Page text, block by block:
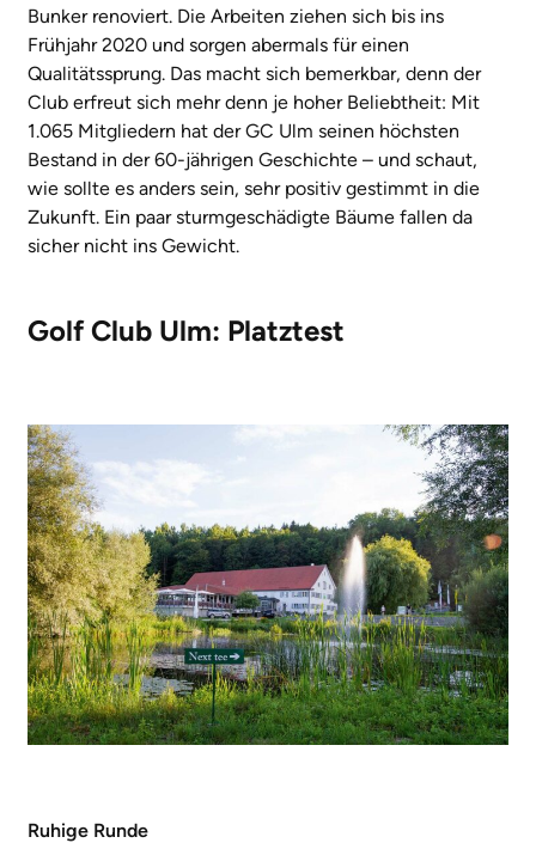
Bunker renoviert. Die Arbeiten ziehen sich bis ins
Frühjahr 2020 und sorgen abermals für einen
Qualitätssprung. Das macht sich bemerkbar, denn der
Club erfreut sich mehr denn je hoher Beliebtheit: Mit
1.065 Mitgliedern hat der GC Ulm seinen höchsten
Bestand in der 60-jährigen Geschichte – und schaut,
wie sollte es anders sein, sehr positiv gestimmt in die
Zukunft. Ein paar sturmgeschädigte Bäume fallen da
sicher nicht ins Gewicht.
Golf Club Ulm: Platztest
Ruhige Runde